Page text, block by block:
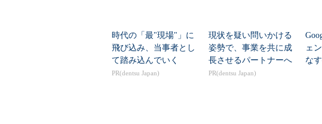
時代の「最"現場"」に
飛び込み、当事者とし
て踏み込んでいく
PR(dentsu Japan)
現状を疑い問いかける
姿勢で、事業を共に成
長させるパートナーへ
PR(dentsu Japan)
ェ
な